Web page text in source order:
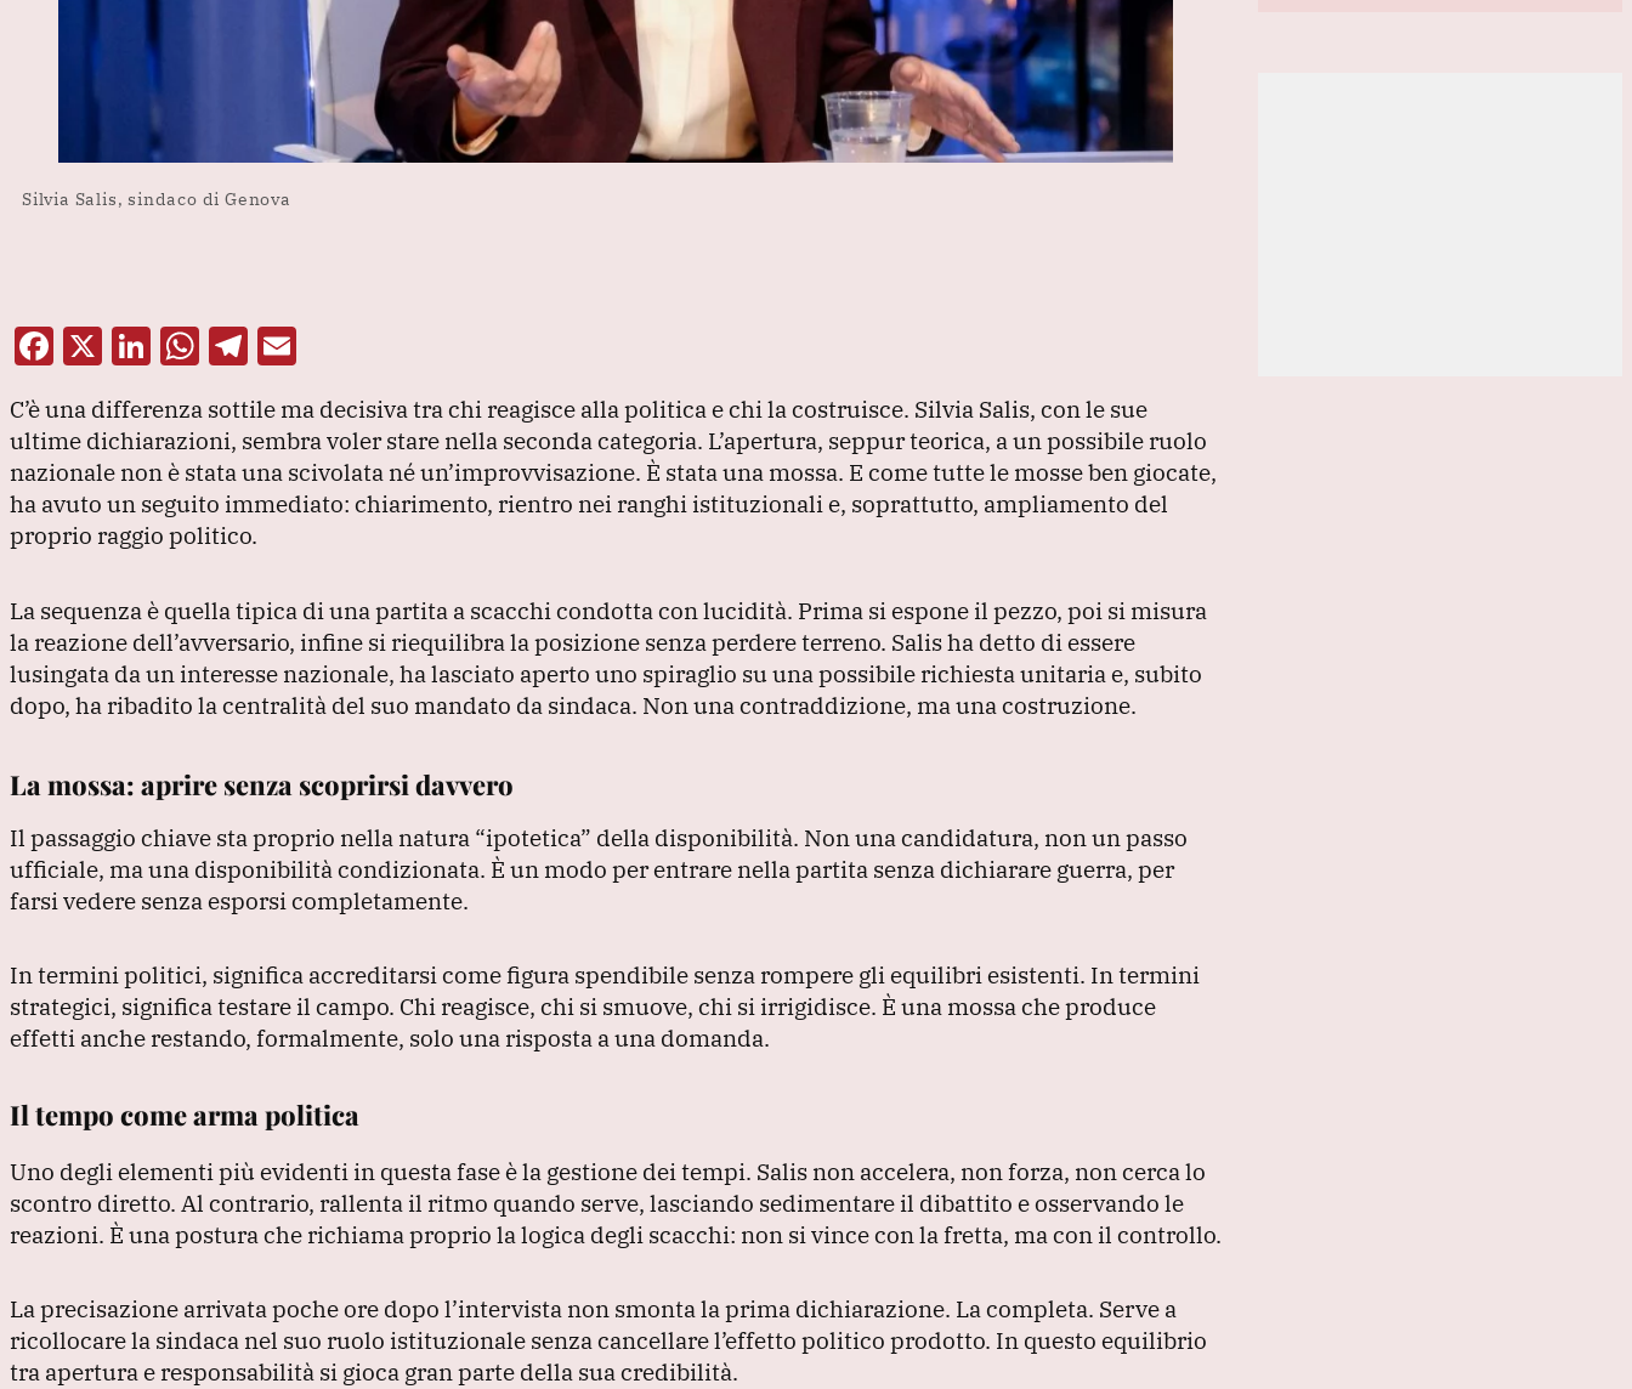
Silvia Salis, sindaco di Genova
F
c
e
b
o
k
X Li
k
e
dI
n
W
at
s
A
p
T
e
gr
a
m
ai
l
C’è una differenza sottile ma decisiva tra chi reagisce alla politica e chi la costruisce. Silvia Salis, con le sue
ultime dichiarazioni, sembra voler stare nella seconda categoria. L’apertura, seppur teorica, a un possibile ruolo
nazionale non è stata una scivolata né un’improvvisazione. È stata una mossa. E come tutte le mosse ben giocate,
ha avuto un seguito immediato: chiarimento, rientro nei ranghi istituzionali e, soprattutto, ampliamento del
proprio raggio politico.
La sequenza è quella tipica di una partita a scacchi condotta con lucidità. Prima si espone il pezzo, poi si misura
la reazione dell’avversario, infine si riequilibra la posizione senza perdere terreno. Salis ha detto di essere
lusingata da un interesse nazionale, ha lasciato aperto uno spiraglio su una possibile richiesta unitaria e, subito
dopo, ha ribadito la centralità del suo mandato da sindaca. Non una contraddizione, ma una costruzione.
La mossa: aprire senza scoprirsi davvero
Il passaggio chiave sta proprio nella natura “ipotetica” della disponibilità. Non una candidatura, non un passo
ufficiale, ma una disponibilità condizionata. È un modo per entrare nella partita senza dichiarare guerra, per
farsi vedere senza esporsi completamente.
In termini politici, significa accreditarsi come figura spendibile senza rompere gli equilibri esistenti. In termini
strategici, significa testare il campo. Chi reagisce, chi si smuove, chi si irrigidisce. È una mossa che produce
effetti anche restando, formalmente, solo una risposta a una domanda.
Il tempo come arma politica
Uno degli elementi più evidenti in questa fase è la gestione dei tempi. Salis non accelera, non forza, non cerca lo
scontro diretto. Al contrario, rallenta il ritmo quando serve, lasciando sedimentare il dibattito e osservando le
reazioni. È una postura che richiama proprio la logica degli scacchi: non si vince con la fretta, ma con il controllo.
La precisazione arrivata poche ore dopo l’intervista non smonta la prima dichiarazione. La completa. Serve a
ricollocare la sindaca nel suo ruolo istituzionale senza cancellare l’effetto politico prodotto. In questo equilibrio
tra apertura e responsabilità si gioca gran parte della sua credibilità.